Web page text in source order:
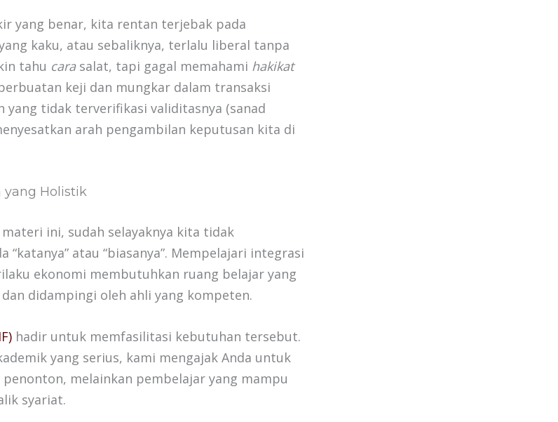
yang benar, kita rentan terjebak pada
kaku, atau sebaliknya, terlalu liberal tanpa
tahu carasalat, tapi gagal memahami hakikat
keji dan mungkar dalam transaksi
yang tidak terverifikasi validitasnya (sanad
arah pengambilan keputusan kita di
yang Holistik
ini, sudah selayaknya kita tidak
“katanya” atau “biasanya”. Mempelajari integrasi
ekonomi membutuhkan ruang belajar yang
didampingi oleh ahli yang kompeten.
hadir untuk memfasilitasi kebutuhan tersebut.
yang serius, kami mengajak Anda untuk
melainkan pembelajar yang mampu
syariat.